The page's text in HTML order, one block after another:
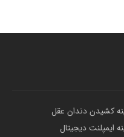
کشیدن دندان عقل
ایمپلنت دیجیتال